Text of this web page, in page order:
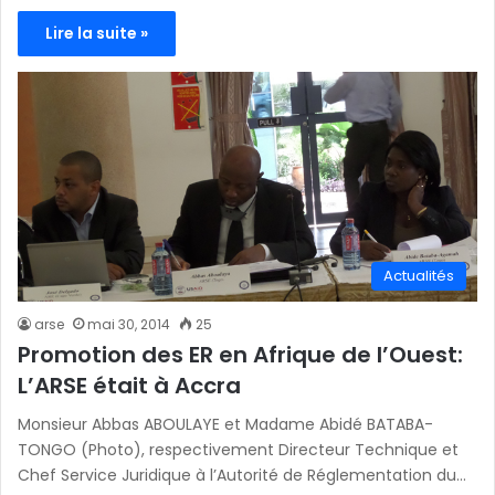
Lire la suite »
Actualités
arse mai 30, 2014 25
Promotion des ER en Afrique de l’Ouest:
L’ARSE était à Accra
Monsieur Abbas ABOULAYE et Madame Abidé BATABA-
TONGO (Photo), respectivement Directeur Technique et
Chef Service Juridique à l’Autorité de Réglementation du…